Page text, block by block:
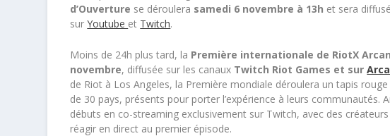
d’Ouverture se déroulera samedi 6 novembre à 13h et sera
surYoutube et Twitch.
Moins de 24h plus tard, la Première internationale de RiotX
novembre, diffusée sur les canaux Twitch Riot Games et sur
de Riot à Los Angeles, la Première mondiale déroulera un tapis
de 30 pays, présents pour porter l’expérience à leurs communautés.
débuts en co-streaming exclusivement sur Twitch, avec des
réagir en direct au premier épisode.